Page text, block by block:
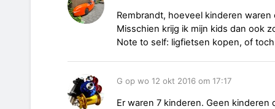
Rembrandt, hoeveel kinderen waren
Misschien krijg ik mijn kids dan ook
Note to self: ligfietsen kopen, of
G op wo 12 okt 2016 om 17:17
Er waren 7 kinderen. Geen